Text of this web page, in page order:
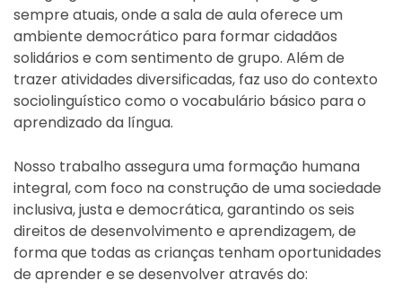
sempre atuais, onde a sala de aula oferece um
ambiente democrático para formar cidadãos
solidários e com sentimento de grupo. Além de
trazer atividades diversificadas, faz uso do contexto
sociolinguístico como o vocabulário básico para o
aprendizado da língua.
Nosso trabalho assegura uma formação humana
integral, com foco na construção de uma sociedade
inclusiva, justa e democrática, garantindo os seis
direitos de desenvolvimento e aprendizagem, de
forma que todas as crianças tenham oportunidades
de aprender e se desenvolver através do: